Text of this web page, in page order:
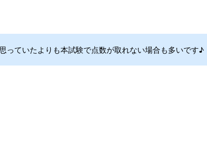
思っていたよりも本試験で点数が取れない場合も多いです♪